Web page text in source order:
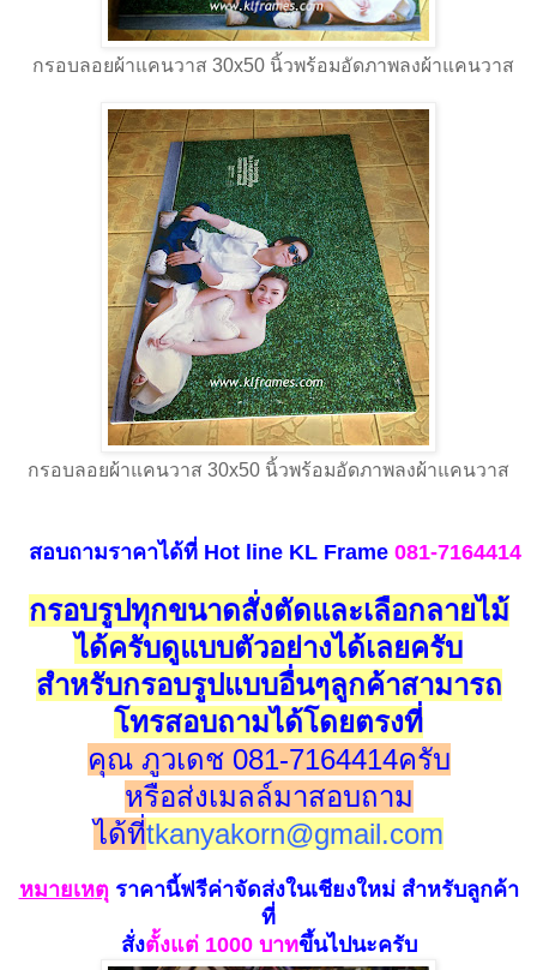
กรอบลอยผ้าแคนวาส 30x50 นิ้วพร้อมอัดภาพลงผ้าแคนวาส
กรอบลอยผ้าแคนวาส 30x50 นิ้วพร้อมอัดภาพลงผ้าแคนวาส
สอบถามราคาได้ที่ Hot lineKL Frame081-7164414
กรอบรูปทุกขนาดสั่งตัดและเลือกลายไม้
ได้ครับดูแบบตัวอย่างได้เลยครับ
สำหรับกรอบรูปแบบอื่นๆลูกค้าสามารถ
โทรสอบถามได้โดยตรงที่
คุณ ภูวเดช 081-7164414ครับ
หรือส่งเมลล์มาสอบถาม
ได้ที่tkanyakorn@gmail.com
หมายเหตุราคานี้ฟรีค่าจัดส่งในเชียงใหม่ สำหรับลูกค้า
ที่
สั่งตั้งแต่ 1000 บาทขึ้นไปนะครับ